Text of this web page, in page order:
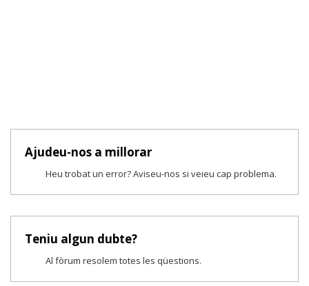
Ajudeu-nos a millorar
Heu trobat un error? Aviseu-nos si veieu cap problema.
Teniu algun dubte?
Al fòrum resolem totes les qüestions.